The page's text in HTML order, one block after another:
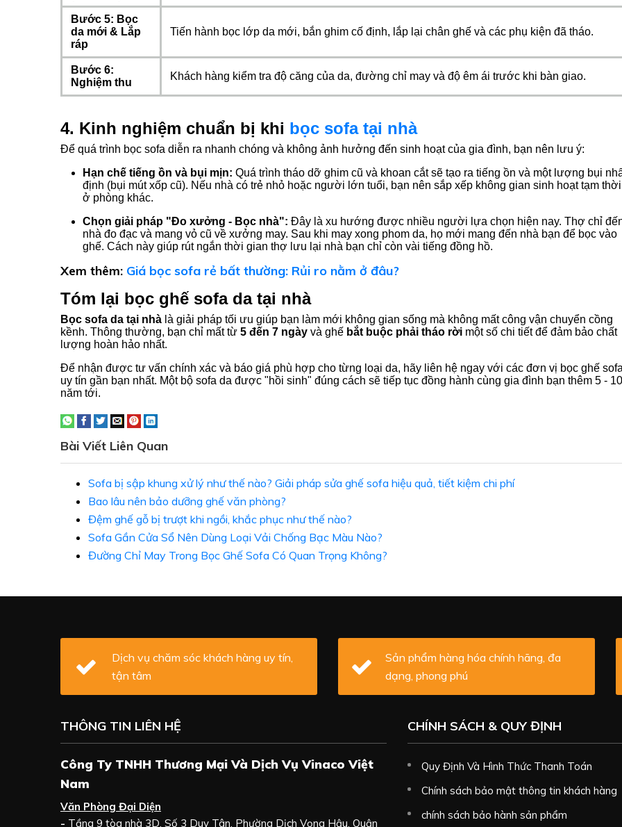
Bước 5: Bọc
da mới & Lắp
ráp
Tiến hành bọc lớp da mới, bắn ghim cố định, lắp lại chân ghế và các phụ kiện đã tháo.
Bước 6:
Nghiệm thu
Khách hàng kiểm tra độ căng của da, đường chỉ may và độ êm ái trước khi bàn giao.
4. Kinh nghiệm chuẩn bị khi bọc sofa tại nhà
Để quá trình bọc sofa diễn ra nhanh chóng và không ảnh hưởng đến sinh hoạt của gia đình, bạn nên lưu ý:
Hạn chế tiếng ồn và bụi mịn: Quá trình tháo dỡ ghim cũ và khoan cắt sẽ tạo ra tiếng ồn và một lượng bụi
định (bụi mút xốp cũ). Nếu nhà có trẻ nhỏ hoặc người lớn tuổi, bạn nên sắp xếp không gian sinh hoạt tạm thời
ở phòng khác.
Chọn giải pháp "Đo xưởng - Bọc nhà": Đây là xu hướng được nhiều người lựa chọn hiện nay. Thợ chỉ
nhà đo đạc và mang vỏ cũ về xưởng may. Sau khi may xong phom da, họ mới mang đến nhà bạn để bọc vào
ghế. Cách này giúp rút ngắn thời gian thợ lưu lại nhà bạn chỉ còn vài tiếng đồng hồ.
Xem thêm: Giá bọc sofa rẻ bất thường: Rủi ro nằm ở đâu?
Tóm lại bọc ghế sofa da tại nhà
Bọc sofa da tại nhà là giải pháp tối ưu giúp bạn làm mới không gian sống mà không mất công vận chuyển cồng
kềnh. Thông thường, bạn chỉ mất từ 5 đến 7 ngày và ghế bắt buộc phải tháo rời một số chi tiết để đảm bảo chất
lượng hoàn hảo nhất.
Để nhận được tư vấn chính xác và báo giá phù hợp cho từng loại da, hãy liên hệ ngay với các đơn vị bọc ghế
uy tín gần bạn nhất. Một bộ sofa da được "hồi sinh" đúng cách sẽ tiếp tục đồng hành cùng gia đình bạn thêm 5 - 10
năm tới.
Bài Viết Liên Quan
Sofa bị sập khung xử lý như thế nào? Giải pháp sửa ghế sofa hiệu quả, tiết kiệm chi phí
Bao lâu nên bảo dưỡng ghế văn phòng?
Đệm ghế gỗ bị trượt khi ngồi, khắc phục như thế nào?
Sofa Gần Cửa Sổ Nên Dùng Loại Vải Chống Bạc Màu Nào?
Đường Chỉ May Trong Bọc Ghế Sofa Có Quan Trọng Không?
Dịch vụ chăm sóc khách hàng uy tín,
tận tâm
Sản phẩm hàng hóa chính hãng, đa
dạng, phong phú
THÔNG TIN LIÊN HỆ
Công Ty TNHH Thương Mại Và Dịch Vụ Vinaco Việt
Nam
Văn Phòng Đại Diện
- Tầng 9 tòa nhà 3D, Số 3 Duy Tân, Phường Dịch Vọng Hậu, Quận
CHÍNH SÁCH & QUY ĐỊNH
Quy Định Và Hình Thức Thanh Toán
Chính sách bảo mật thông tin khách hàng
chính sách bảo hành sản phẩm